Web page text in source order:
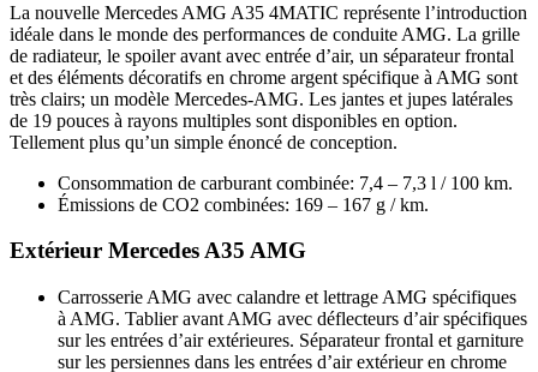
La nouvelle Mercedes AMG A35 4MATIC représente l’introduction
idéale dans le monde des performances de conduite AMG. La grille
de radiateur, le spoiler avant avec entrée d’air, un séparateur frontal
et des éléments décoratifs en chrome argent spécifique à AMG sont
très clairs; un modèle Mercedes-AMG. Les jantes et jupes latérales
de 19 pouces à rayons multiples sont disponibles en option.
Tellement plus qu’un simple énoncé de conception.
Consommation de carburant combinée: 7,4 – 7,3 l / 100 km.
Émissions de CO2 combinées: 169 – 167 g / km.
Extérieur Mercedes A35 AMG
Carrosserie AMG avec calandre et lettrage AMG spécifiques
à AMG. Tablier avant AMG avec déflecteurs d’air spécifiques
sur les entrées d’air extérieures. Séparateur frontal et garniture
sur les persiennes dans les entrées d’air extérieur en chrome